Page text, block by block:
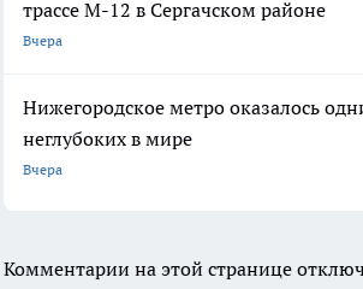
трассе М-12 в Сергачском районе
Вчера
Нижегородское метро оказалось
неглубоких в мире
Вчера
Комментарии на этой странице